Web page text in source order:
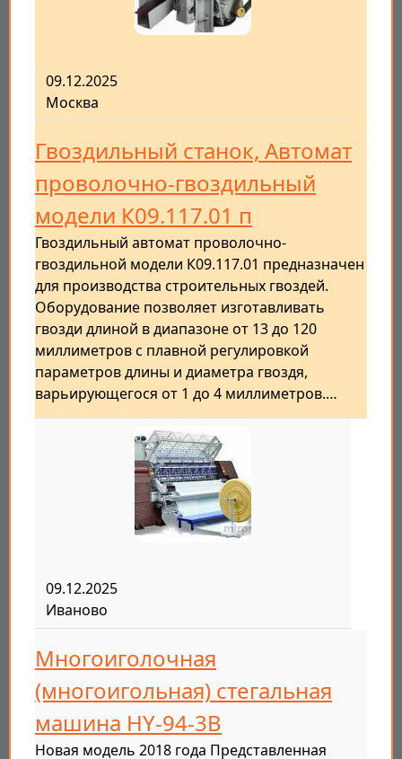
09.12.2025
Москва
Гвоздильный станок, Автомат
проволочно-гвоздильный
модели К09.117.01 п
Гвоздильный автомат проволочно-
гвоздильной модели К09.117.01 предназначен
для производства строительных гвоздей.
Оборудование позволяет изготавливать
гвозди длиной в диапазоне от 13 до 120
миллиметров с плавной регулировкой
параметров длины и диаметра гвоздя,
варьирующегося от 1 до 4 миллиметров.…
09.12.2025
Иваново
Многоиголочная
(многоигольная) стегальная
машина HY-94-3B
Новая модель 2018 года Представленная